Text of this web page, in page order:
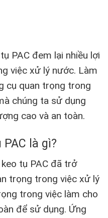
PAC đem lại nhiều lợi
việc xử lý nước. Làm
cụ quan trọng trong
chúng ta sử dụng
cao và an toàn.
là gì?
tụ PAC đã trở
trọng trong việc xử lý
trong việc làm cho
để sử dụng. Ứng